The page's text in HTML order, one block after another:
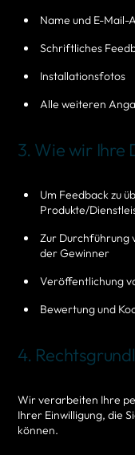
Name und E-Mail-
Schriftliches
Installationsfotos
Alle weiteren
3. Wie wir Ihre
Um Feedback zu
Produkte/
Zur Durchführung
der Gewinner
Veröffentlichung
Bewertung und
4.
Wir verarbeiten Ihre
Ihrer Einwilligung, die
können.